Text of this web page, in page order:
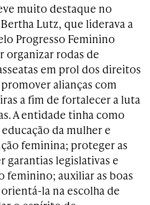
muito destaque no
Lutz, que liderava a
Progresso Feminino
organizar rodas de
em prol dos direitos
alianças com
a fim de fortalecer a luta
A entidade tinha como
da mulher e
feminina; proteger as
garantias legislativas e
feminino; auxiliar as boas
la na escolha de